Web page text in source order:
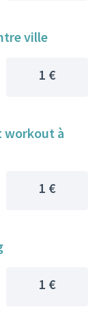
ville
1 €
workout à
1 €
1 €